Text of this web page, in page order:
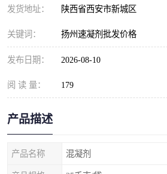
发货地址： 陕西省西安市新城区
关键词： 扬州速凝剂批发价格
发布日期： 2026-08-10
阅 读 量： 179
产品描述
产品名称 混凝剂